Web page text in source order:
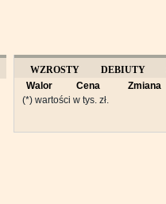
WZROSTY DEBIUTY
OBROTY
Walor Cena Zmiana
(*) wartości w tys. zł.